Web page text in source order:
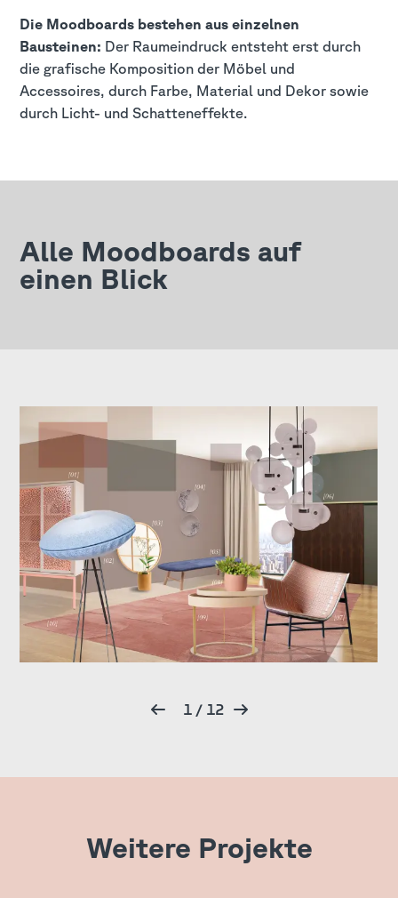
Die Moodboards bestehen aus einzelnen
Bausteinen: Der Raumeindruck entsteht erst durch
die grafische Komposition der Möbel und
Accessoires, durch Farbe, Material und Dekor sowie
durch Licht- und Schatteneffekte.
Alle Moodboards auf
einen Blick
1 / 12
Weitere Projekte